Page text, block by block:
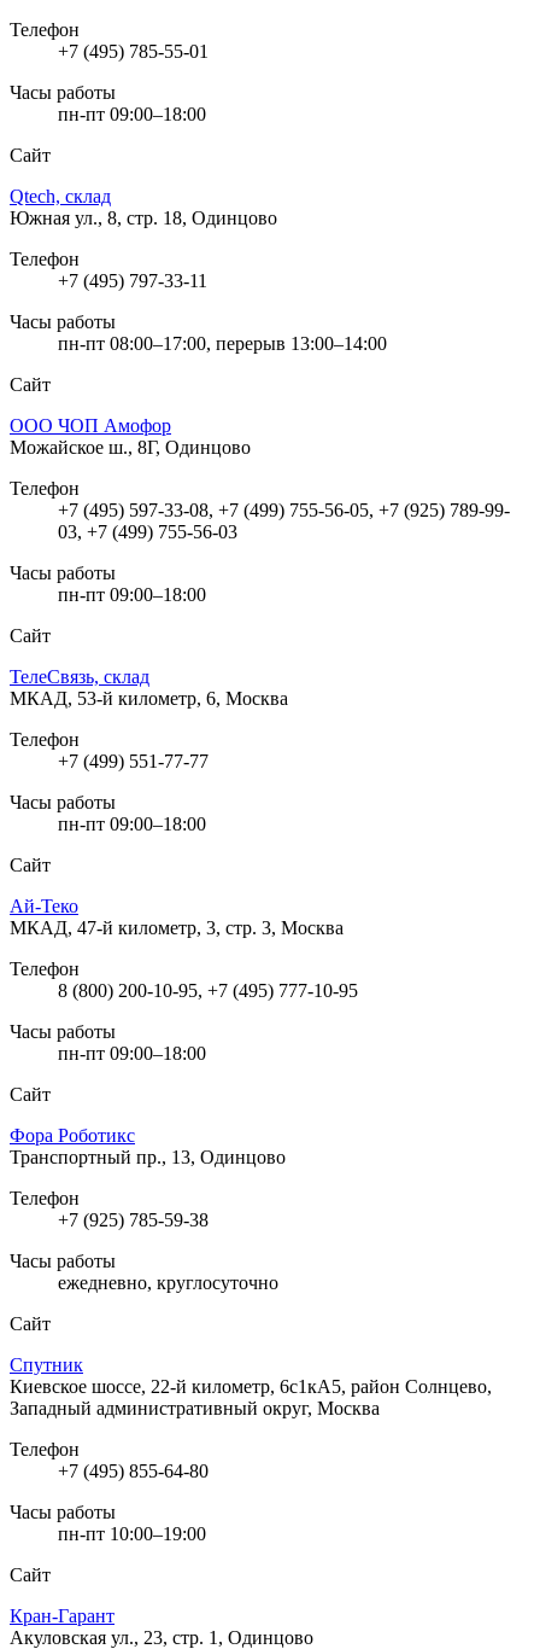
Телефон
+7 (495) 785-55-01
Часы работы
пн-пт 09:00–18:00
Сайт
Qtech, склад
Южная ул., 8, стр. 18, Одинцово
Телефон
+7 (495) 797-33-11
Часы работы
пн-пт 08:00–17:00, перерыв 13:00–14:00
Сайт
ООО ЧОП Амофор
Можайское ш., 8Г, Одинцово
Телефон
+7 (495) 597-33-08, +7 (499) 755-56-05, +7 (925) 789-99-
03, +7 (499) 755-56-03
Часы работы
пн-пт 09:00–18:00
Сайт
ТелеСвязь, склад
МКАД, 53-й километр, 6, Москва
Телефон
+7 (499) 551-77-77
Часы работы
пн-пт 09:00–18:00
Сайт
Ай-Теко
МКАД, 47-й километр, 3, стр. 3, Москва
Телефон
8 (800) 200-10-95, +7 (495) 777-10-95
Часы работы
пн-пт 09:00–18:00
Сайт
Фора Роботикс
Транспортный пр., 13, Одинцово
Телефон
+7 (925) 785-59-38
Часы работы
ежедневно, круглосуточно
Сайт
Спутник
Киевское шоссе, 22-й километр, 6с1кА5, район Солнцево,
Западный административный округ, Москва
Телефон
+7 (495) 855-64-80
Часы работы
пн-пт 10:00–19:00
Сайт
Кран-Гарант
Акуловская ул., 23, стр. 1, Одинцово